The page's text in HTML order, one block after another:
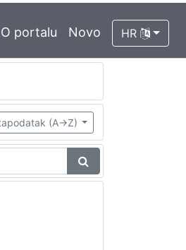
O portalu Novo HR
(A->Z)